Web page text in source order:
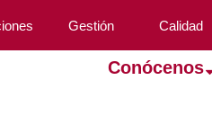
Gestión Calidad
Conócenos